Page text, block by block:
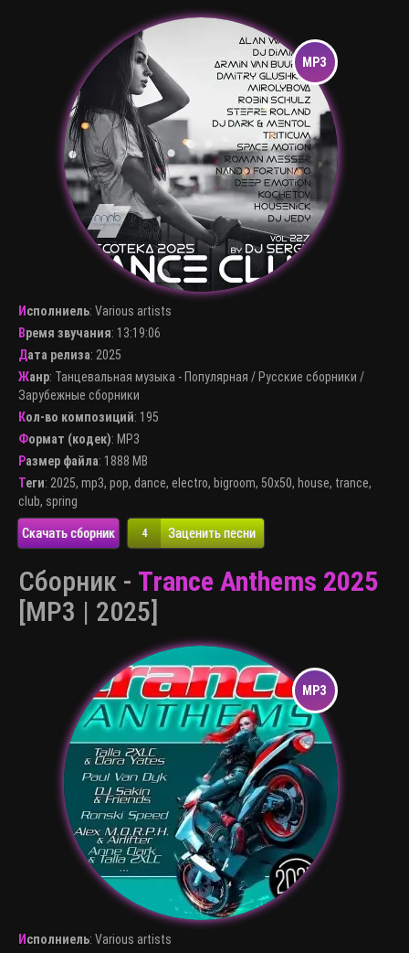
Исполниель: Various artists
Время звучания: 13:19:06
Дата релиза: 2025
Жанр: Танцевальная музыка - Популярная / Русские сборники /
Зарубежные сборники
Кол-во композиций: 195
Формат (кодек): MP3
Размер файла: 1888 MB
Теги: 2025, mp3, pop, dance, electro, bigroom, 50x50, house, trance,
club, spring
Скачать сборник 4 Заценить песни
Сборник - Trance Anthems 2025
[MP3 | 2025]
Исполниель: Various artists